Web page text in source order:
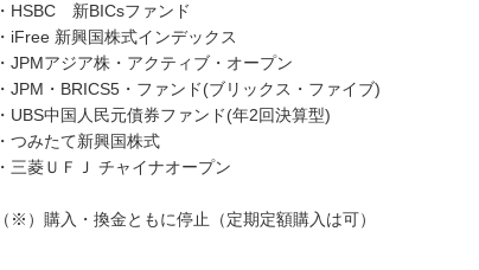
・HSBC 新BICsファンド
・iFree 新興国株式インデックス
・JPMアジア株・アクティブ・オープン
・JPM・BRICS5・ファンド(ブリックス・ファイブ)
・UBS中国人民元債券ファンド(年2回決算型)
・つみたて新興国株式
・三菱ＵＦＪ チャイナオープン
（※）購入・換金ともに停止（定期定額購入は可）